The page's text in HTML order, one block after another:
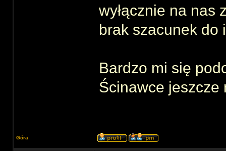
wyłącznie na nas
brak szacunek do
Bardzo mi się
Ścinawce jeszcze
Góra